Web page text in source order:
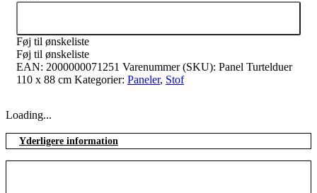
Føj til ønskeliste
Føj til ønskeliste
EAN: 2000000071251 Varenummer (SKU): Panel Turtelduer
110 x 88 cm Kategorier: Paneler, Stof
Loading...
Yderligere information